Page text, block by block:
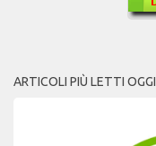
ARTICOLI PIÙ LETTI OGGI